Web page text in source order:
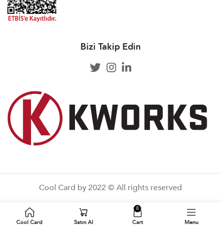
Bizi Takip Edin
Cool Card by 2022 © All rights reserved
Cool Card Satın Al
0
Cart Menu